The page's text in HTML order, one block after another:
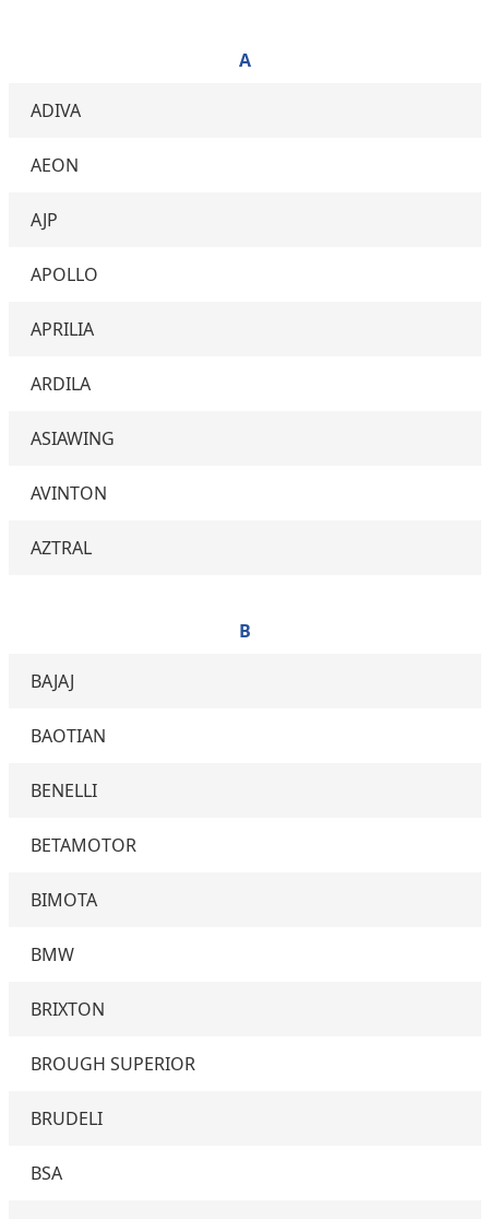
A
ADIVA
AEON
AJP
APOLLO
APRILIA
ARDILA
ASIAWING
AVINTON
AZTRAL
B
BAJAJ
BAOTIAN
BENELLI
BETAMOTOR
BIMOTA
BMW
BRIXTON
BROUGH SUPERIOR
BRUDELI
BSA